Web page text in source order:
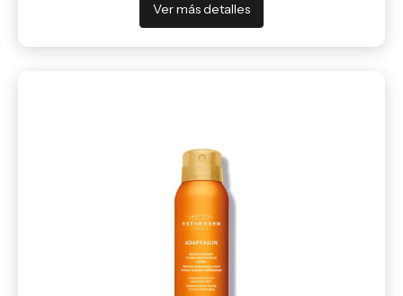
Ver más detalles